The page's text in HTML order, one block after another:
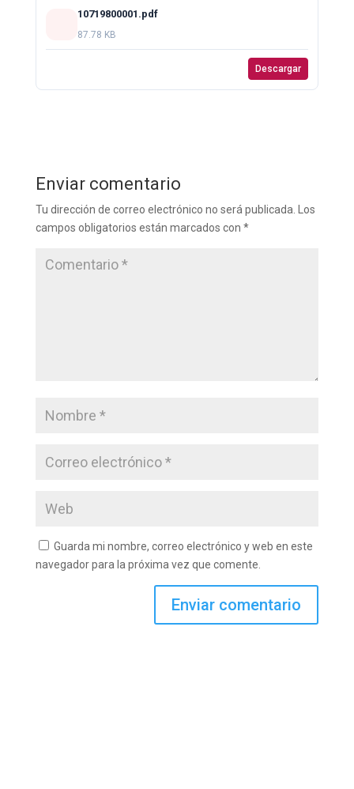
10719800001.pdf
87.78 KB
Descargar
Enviar comentario
Tu dirección de correo electrónico no será publicada.
Los
campos obligatorios están marcados con *
Guarda mi nombre, correo electrónico y web en este
navegador para la próxima vez que comente.